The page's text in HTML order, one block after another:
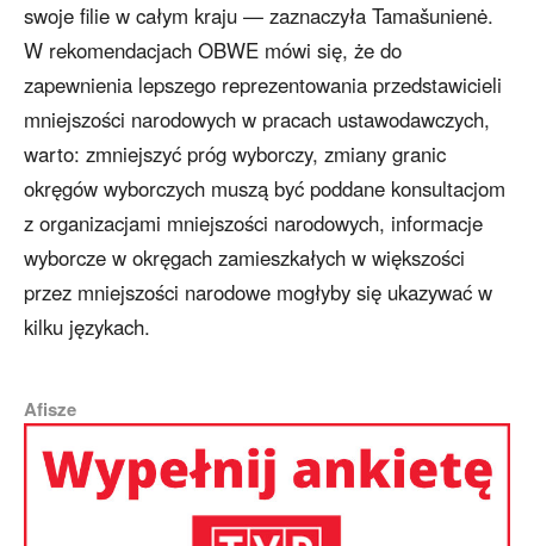
swoje filie w całym kraju — zaznaczyła Tamašunienė.
W rekomendacjach OBWE mówi się, że do
zapewnienia lepszego reprezentowania przedstawicieli
mniejszości narodowych w pracach ustawodawczych,
warto: zmniejszyć próg wyborczy, zmiany granic
okręgów wyborczych muszą być poddane konsultacjom
z organizacjami mniejszości narodowych, informacje
wyborcze w okręgach zamieszkałych w większości
przez mniejszości narodowe mogłyby się ukazywać w
kilku językach.
Afisze